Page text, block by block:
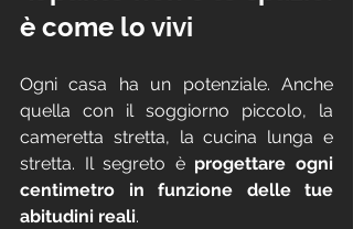
è come lo vivi
Ogni casa ha un potenziale. Anche
quella con il soggiorno piccolo, la
cameretta stretta, la cucina lunga e
stretta. Il segreto è progettare ogni
centimetro in funzione delle tue
abitudini reali.